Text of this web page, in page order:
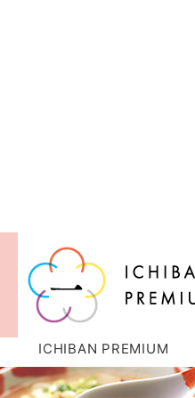
ICHIBAN PREMIUM